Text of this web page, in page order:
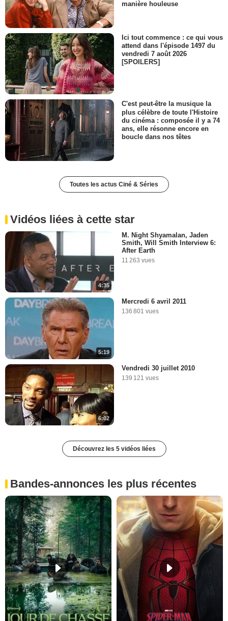
manière houleuse
Ici tout commence : ce qui vous
attend dans l'épisode 1497 du
vendredi 7 août 2026
[SPOILERS]
C'est peut-être la musique la
plus célèbre de toute l'Histoire
du cinéma : composée il y a 74
ans, elle résonne encore en
boucle dans nos têtes
Toutes les actus Ciné & Séries
Vidéos liées à cette star
4:35
M. Night Shyamalan, Jaden
Smith, Will Smith Interview 6:
After Earth
11 263 vues
5:19
Mercredi 6 avril 2011
136 801 vues
6:02
Vendredi 30 juillet 2010
139 121 vues
Découvrez les 5 vidéos liées
Bandes-annonces les plus récentes